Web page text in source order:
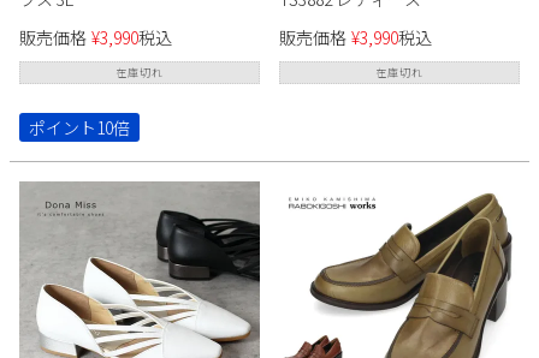
販売価格 ¥3,990税込
在庫切れ
ポイント10倍
販売価格 ¥3,990税込
在庫切れ